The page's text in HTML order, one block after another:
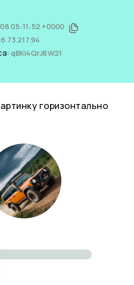
05:11:52 +0000
qBKI4QrJ8W21
горизонтально